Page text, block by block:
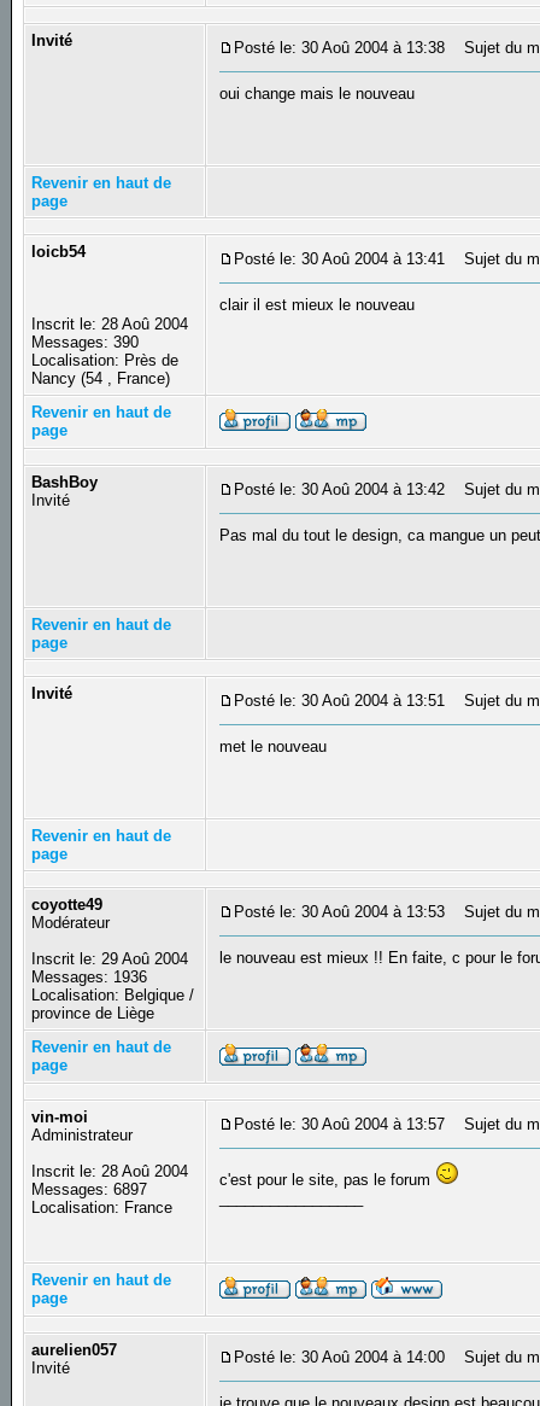
Invité Posté le: 30 Aoû 2004 à 13:38 Sujet du
oui change mais le nouveau
Revenir en haut de
page
loicb54
Inscrit le: 28 Aoû 2004
Messages: 390
Localisation: Près de
Nancy (54 , France)
Posté le: 30 Aoû 2004 à 13:41 Sujet du
clair il est mieux le nouveau
Revenir en haut de
page
BashBoy
Invité
Posté le: 30 Aoû 2004 à 13:42 Sujet du
Pas mal du tout le design, ca mangue un
Revenir en haut de
page
Invité Posté le: 30 Aoû 2004 à 13:51 Sujet du
met le nouveau
Revenir en haut de
page
coyotte49
Modérateur
Inscrit le: 29 Aoû 2004
Messages: 1936
Localisation: Belgique /
province de Liège
Posté le: 30 Aoû 2004 à 13:53 Sujet du
le nouveau est mieux !! En faite, c pour le
Revenir en haut de
page
vin-moi
Administrateur
Inscrit le: 28 Aoû 2004
Messages: 6897
Localisation: France
Posté le: 30 Aoû 2004 à 13:57 Sujet du
c'est pour le site, pas le forum
Revenir en haut de
page
aurelien057
Invité
Posté le: 30 Aoû 2004 à 14:00 Sujet du